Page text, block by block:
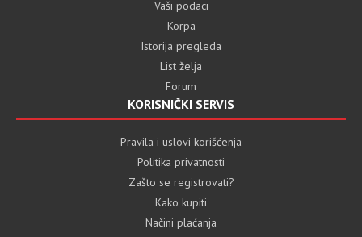
Vaši podaci
Korpa
Istorija pregleda
List želja
Forum
KORISNIČKI SERVIS
Pravila i uslovi korišćenja
Politika privatnosti
Zašto se registrovati?
Kako kupiti
Načini plaćanja